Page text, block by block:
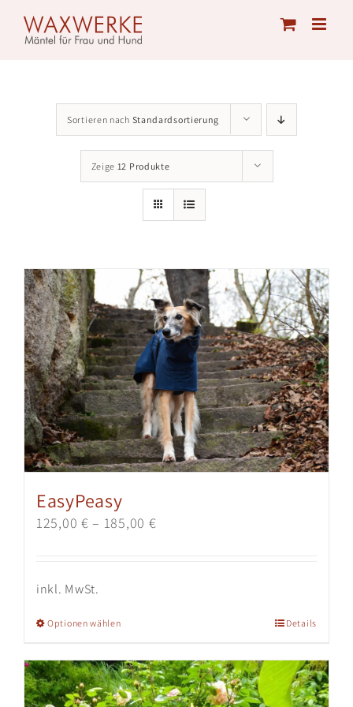
content
Sortieren nach Standardsortierung
Zeige 12 Produkte
EasyPeasy
125,00 € – 185,00 €
inkl. MwSt.
Optionen wählenDieses
weist
mehrere
Details